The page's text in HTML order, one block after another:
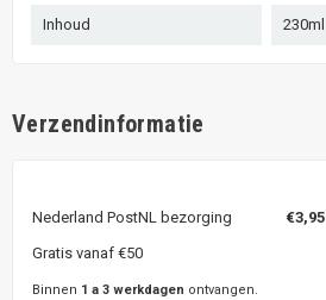
Inhoud 230ml
Verzendinformatie
Nederland PostNL bezorging €3,95
Gratis vanaf €50
Binnen 1 a 3 werkdagen ontvangen.